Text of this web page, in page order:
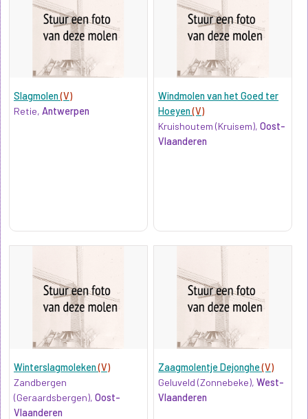
Slagmolen(V)
Retie, Antwerpen
Windmolen van het Goed ter
Hoeyen(V)
Kruishoutem (Kruisem),Oost-
Vlaanderen
Winterslagmoleken(V)
Zandbergen
(Geraardsbergen), Oost-
Vlaanderen
Zaagmolentje Dejonghe(V)
Geluveld (Zonnebeke),West-
Vlaanderen